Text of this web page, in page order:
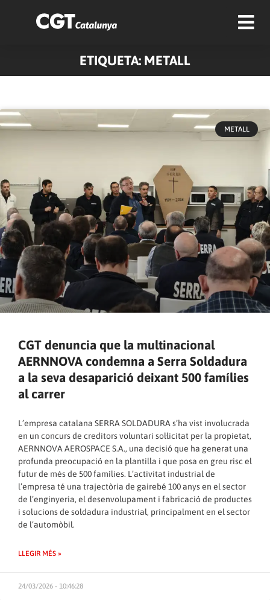
ETIQUETA: METALL
METALL
CGT denuncia que la multinacional
AERNNOVA condemna a Serra Soldadura
a la seva desaparició deixant 500 famílies
al carrer
L’empresa catalana SERRA SOLDADURA s’ha vist involucrada
en un concurs de creditors voluntari sol·licitat per la propietat,
AERNNOVA AEROSPACE S.A., una decisió que ha generat una
profunda preocupació en la plantilla i que posa en greu risc el
futur de més de 500 famílies. L’activitat industrial de
l’empresa té una trajectòria de gairebé 100 anys en el sector
de l’enginyeria, el desenvolupament i fabricació de productes
i solucions de soldadura industrial, principalment en el sector
de l’automòbil.
LLEGIR MÉS »
24/03/2026 - 10:46:28